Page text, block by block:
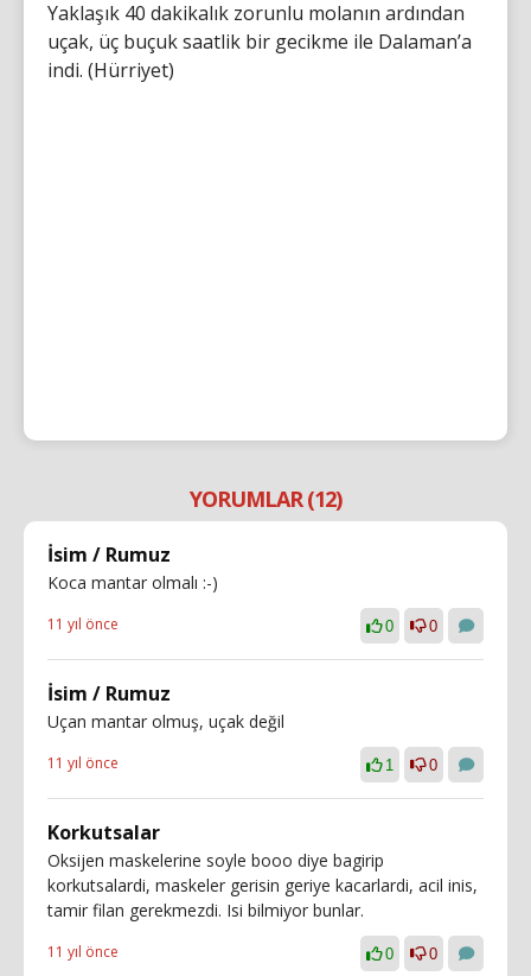
Yaklaşık 40 dakikalık zorunlu molanın ardından
uçak, üç buçuk saatlik bir gecikme ile Dalaman’a
indi. (Hürriyet)
YORUMLAR (12)
İsim / Rumuz
Koca mantar olmalı :-)
11 yıl önce 0 0
İsim / Rumuz
Uçan mantar olmuş, uçak değil
11 yıl önce 1 0
Korkutsalar
Oksijen maskelerine soyle booo diye bagirip
korkutsalardi, maskeler gerisin geriye kacarlardi, acil inis,
tamir filan gerekmezdi. Isi bilmiyor bunlar.
11 yıl önce 0 0